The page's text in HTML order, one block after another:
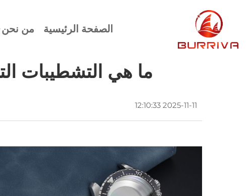
الصفحة الرئيسية من نحن
ما هي التشطيبات
2025-11-11 12:10:33